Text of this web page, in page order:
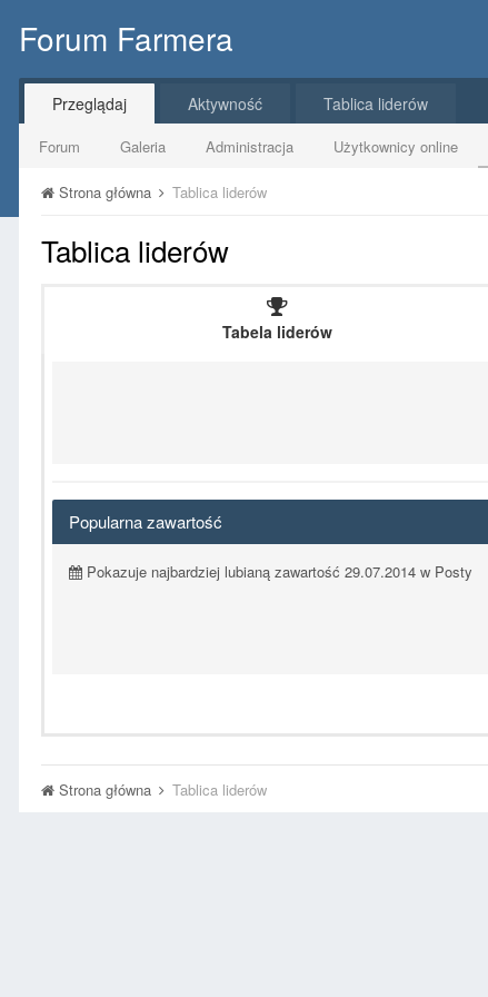
Forum Farmera
Przeglądaj
Forum Galeria Administracja Użytkownicy online
Aktywność Tablica liderów
Strona główna Tablica liderów
Tablica liderów
Tabela liderów
Popularna zawartość
Pokazuje najbardziej lubianą zawartość 29.07.2014 w Posty
Strona główna Tablica liderów